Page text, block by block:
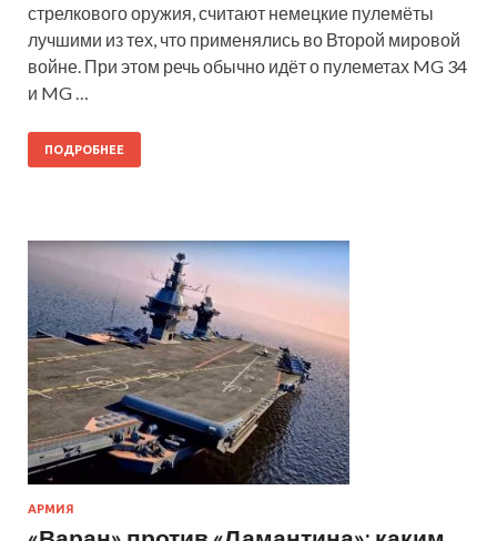
стрелкового оружия, считают немецкие пулемёты
лучшими из тех, что применялись во Второй мировой
войне. При этом речь обычно идёт о пулеметах MG 34
и MG …
ПОДРОБНЕЕ
АРМИЯ